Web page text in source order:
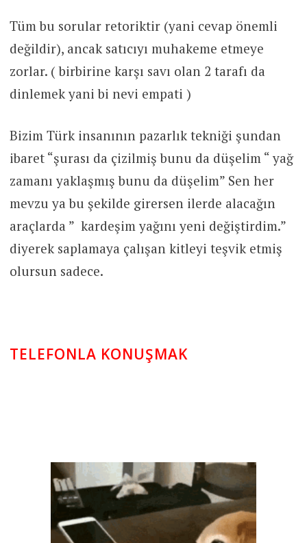
Tüm bu sorular retoriktir (yani cevap önemli
değildir), ancak satıcıyı muhakeme etmeye
zorlar. ( birbirine karşı savı olan 2 tarafı da
dinlemek yani bi nevi empati )
Bizim Türk insanının pazarlık tekniği şundan
ibaret “şurası da çizilmiş bunu da düşelim “ yağ
zamanı yaklaşmış bunu da düşelim” Sen her
mevzu ya bu şekilde girersen ilerde alacağın
araçlarda ” kardeşim yağını yeni değiştirdim.”
diyerek saplamaya çalışan kitleyi teşvik etmiş
olursun sadece.
TELEFONLA KONUŞMAK